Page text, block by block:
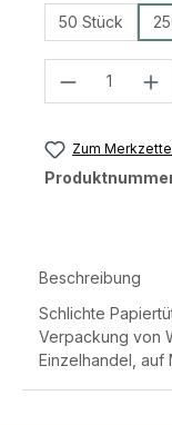
50 Stück
Produkt
Zum
Beschreibung
Schlichte
Verpackung von
Einzelhandel, auf